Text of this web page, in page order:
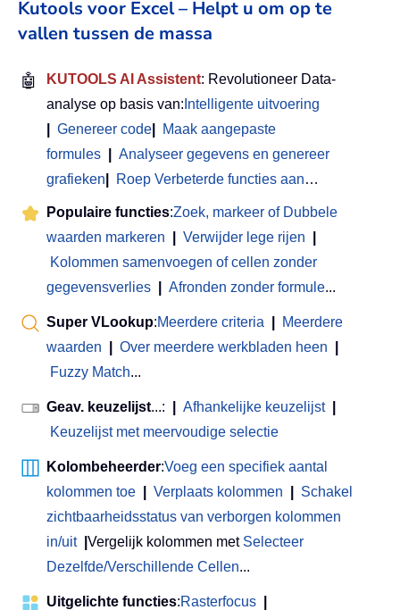
Kutools voor Excel – Helpt u om op te
vallen tussen de massa
🤖 KUTOOLS AI Assistent: Revolutioneer Data-
analyse op basis van: Intelligente uitvoering
Genereer code
Maak aangepaste
formules
Analyseer gegevens en genereer
grafieken
Roep Verbeterde functies aan…
Populaire functies:Zoek, markeer of Dubbele
waarden markeren
Verwijder lege rijen
Kolommen samenvoegen of cellen zonder
gegevensverlies
Afronden zonder formule...
Super VLookup:Meerdere criteria
Meerdere
waarden
Over meerdere werkbladen heen
Fuzzy Match...
Geav. keuzelijst...: Afhankelijke keuzelijst
Keuzelijst met meervoudige selectie
Kolombeheerder:Voeg een specifiek aantal
kolommen toe
Verplaats kolommen
Schakel
zichtbaarheidsstatus van verborgen kolommen
in/uit
Vergelijk kolommen met Selecteer
Dezelfde/Verschillende Cellen...
Uitgelichte functies:Rasterfocus